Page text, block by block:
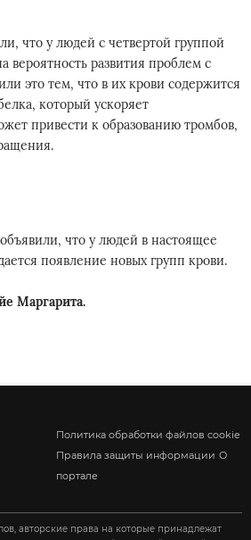
что у людей с четвертой группой
вероятность развития проблем с
это тем, что в их крови содержится
который ускоряет
привести к образованию тромбов,
что у людей в настоящее
появление новых групп крови.
Маргарита.
Политика обработки файлов cookie
Правила защиты информации О
портале
авторские права на которые принадлежат